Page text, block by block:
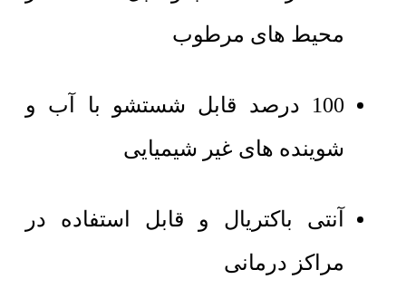
محیط های مرطوب
100 درصد قابل شستشو با آب و
شوینده های غیر شیمیایی
آنتی باکتریال و قابل استفاده در
مراکز درمانی